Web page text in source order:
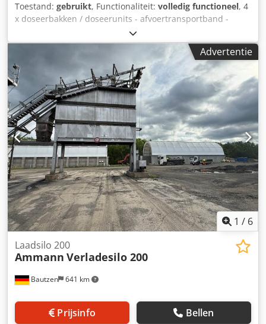
Toestand: gebruikt, Functionaliteit: volledig functioneel, 4
x doseerbakken / doseerunits - afvoertransportband -
transportband / overdrachtsbund Dkedpfx Adozq S Huj Njr
- elektrische installatie, indien aanwezig
Advertentie
1 / 6
Bautzen 641 km
Laadsilo 200
Ammann Verladesilo 200
Prijsinfo Bellen